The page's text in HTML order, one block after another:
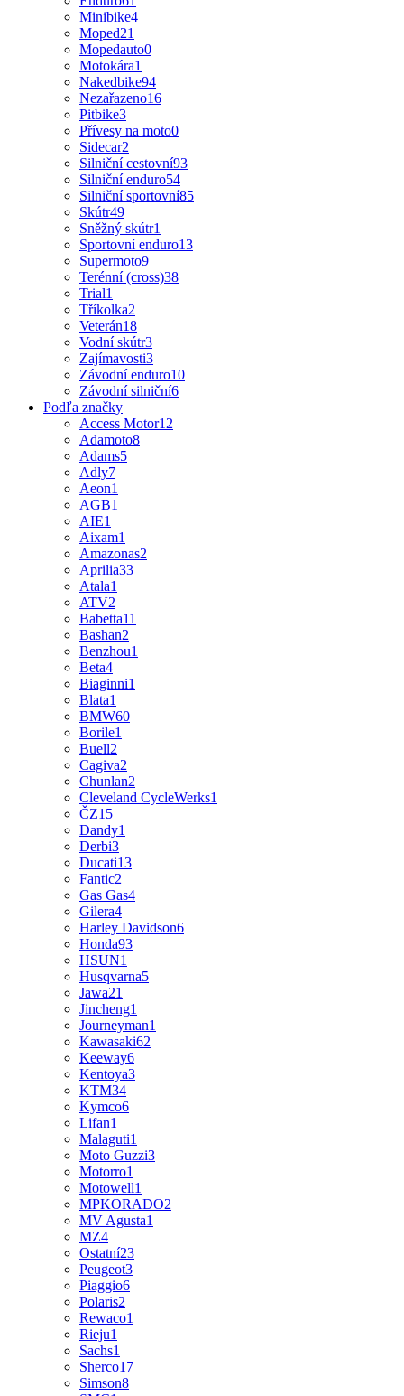
Minibike4
Moped21
Mopedauto0
Motokára1
Nakedbike94
Nezařazeno16
Pitbike3
Přívesy na moto0
Sidecar2
Silniční cestovní93
Silniční enduro54
Silniční sportovní85
Skútr49
Sněžný skútr1
Sportovní enduro13
Supermoto9
Terénní (cross)38
Trial1
Tříkolka2
Veterán18
Vodní skútr3
Zajímavosti3
Závodní enduro10
Závodní silniční6
Podľa značky
Access Motor12
Adamoto8
Adams5
Adly7
Aeon1
AGB1
AIE1
Aixam1
Amazonas2
Aprilia33
Atala1
ATV2
Babetta11
Bashan2
Benzhou1
Beta4
Biaginni1
Blata1
BMW60
Borile1
Buell2
Cagiva2
Chunlan2
Cleveland CycleWerks1
ČZ15
Dandy1
Derbi3
Ducati13
Fantic2
Gas Gas4
Gilera4
Harley Davidson6
Honda93
HSUN1
Husqvarna5
Jawa21
Jincheng1
Journeyman1
Kawasaki62
Keeway6
Kentoya3
KTM34
Kymco6
Lifan1
Malaguti1
Moto Guzzi3
Motorro1
Motowell1
MPKORADO2
MV Agusta1
MZ4
Ostatní23
Peugeot3
Piaggio6
Polaris2
Rewaco1
Rieju1
Sachs1
Sherco17
Simson8